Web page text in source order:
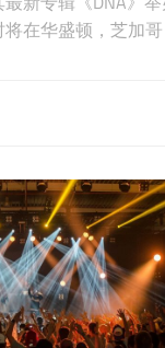
在华盛顿，芝加
权属原作者 后街男